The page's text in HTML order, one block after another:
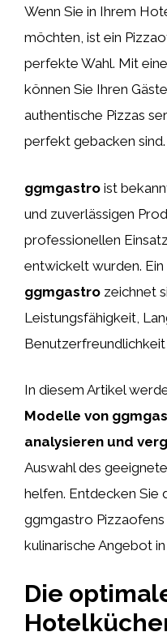
Wenn Sie in Ihrem
möchten, ist ein
perfekte Wahl. Mit
können Sie Ihren
authentische Pizzas
perfekt gebacken sind.
ggmgastro ist
und zuverlässigen
professionellen
entwickelt wurden. Ein
ggmgastro zeichnet
Leistungsfähigkeit,
Benutzerfreundlichkeit
In diesem Artikel
Modelle von
analysieren und
Auswahl des
helfen. Entdecken Sie
ggmgastro
kulinarische Angebot
Die